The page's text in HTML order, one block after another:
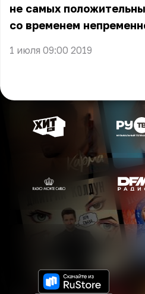
не самых
со временем
1 июля 09:00 2019